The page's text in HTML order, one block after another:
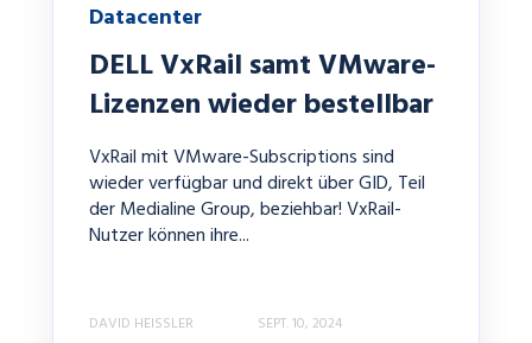
Datacenter
DELL VxRail samt VMware-
Lizenzen wieder bestellbar
VxRail mit VMware-Subscriptions sind
wieder verfügbar und direkt über GID, Teil
der Medialine Group, beziehbar! VxRail-
Nutzer können ihre...
DAVID HEISSLER SEPT. 10, 2024